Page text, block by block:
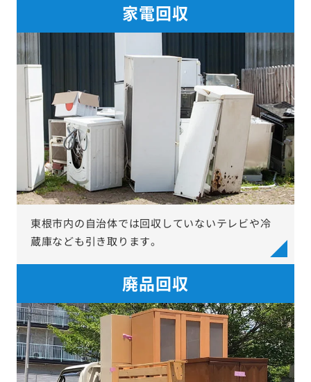
家電回収
東根市内の自治体では回収していないテレビや冷
蔵庫なども引き取ります。
廃品回収